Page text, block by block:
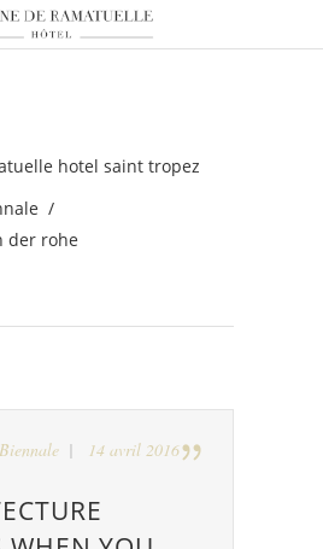
hotel saint tropez
/
der rohe
Biennale 14 avril 2016